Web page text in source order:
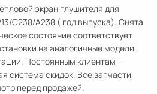
экран глушителя для
C238/A238 ( год выпуска). Снята
состояние соответствует
на аналогичные модели
Постоянным клиентам —
система скидок. Все запчасти
перед продажей.